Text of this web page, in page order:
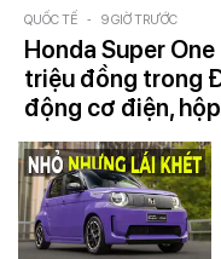
QUỐC TẾ - 9 GIỜ TRƯỚC
Honda Super
triệu đồng trong
động cơ điện,